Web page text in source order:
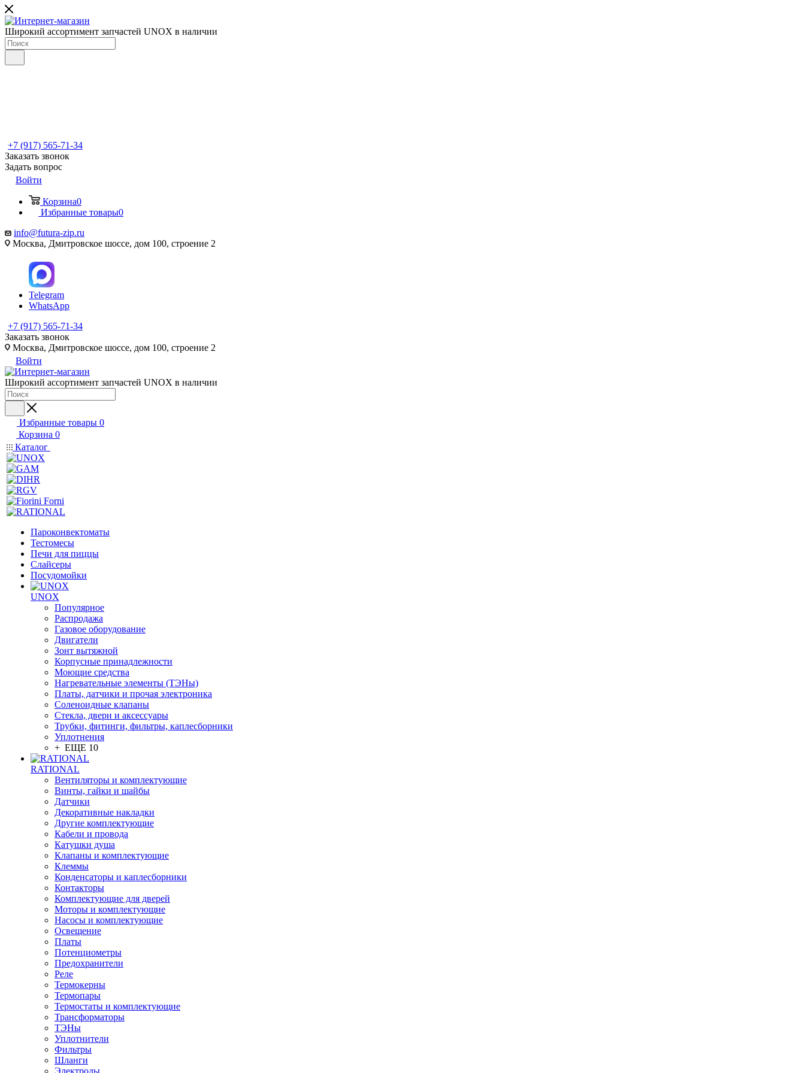
Широкий ассортимент запчастей UNOX в наличии
+7 (917) 565-71-34
Заказать звонок
Задать вопрос
Войти
Корзина0
Избранные товары0
info@futura-zip.ru
Москва, Дмитровское шоссе, дом 100, строение 2
Telegram
WhatsApp
+7 (917) 565-71-34
Заказать звонок
Москва, Дмитровское шоссе, дом 100, строение 2
Войти
Широкий ассортимент запчастей UNOX в наличии
Избранные товары 0
Корзина 0
Каталог
Пароконвектоматы
Тестомесы
Печи для пиццы
Слайсеры
Посудомойки
UNOX
Популярное
Распродажа
Газовое оборудование
Двигатели
Зонт вытяжной
Корпусные принадлежности
Моющие средства
Нагревательные элементы (ТЭНы)
Платы, датчики и прочая электроника
Соленоидные клапаны
Стекла, двери и аксессуары
Трубки, фитинги, фильтры, каплесборники
Уплотнения
+ ЕЩЕ 10
RATIONAL
Вентиляторы и комплектующие
Винты, гайки и шайбы
Датчики
Декоративные накладки
Другие комплектующие
Кабели и провода
Катушки душа
Клапаны и комплектующие
Клеммы
Конденсаторы и каплесборники
Контакторы
Комплектующие для дверей
Моторы и комплектующие
Насосы и комплектующие
Освещение
Платы
Потенциометры
Предохранители
Реле
Термокерны
Термопары
Термостаты и комплектующие
Трансформаторы
ТЭНы
Уплотнители
Фильтры
Шланги
Электроды